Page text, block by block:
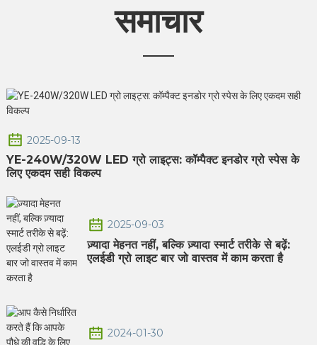
समाचार
2025-09-13
YE-240W/320W LED ग्रो लाइट्स: कॉम्पैक्ट इनडोर ग्रो स्पेस के
लिए एकदम सही विकल्प
2025-09-03
ज़्यादा मेहनत नहीं, बल्कि ज़्यादा स्मार्ट तरीके से बढ़ें:
एलईडी ग्रो लाइट बार जो वास्तव में काम करता है
2024-01-30